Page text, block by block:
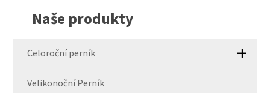
odeslat.
Naše produkty
Celoroční perník
Velikonoční Perník